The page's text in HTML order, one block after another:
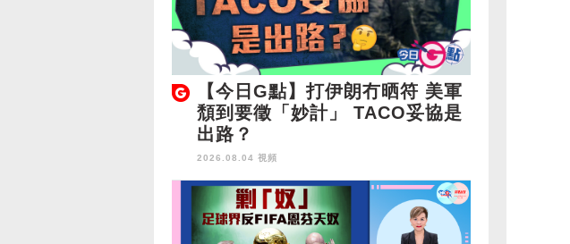
【今日G點】打伊朗冇晒符 美軍
頹到要徵「妙計」 TACO妥協是
出路？
2026.08.04 視頻